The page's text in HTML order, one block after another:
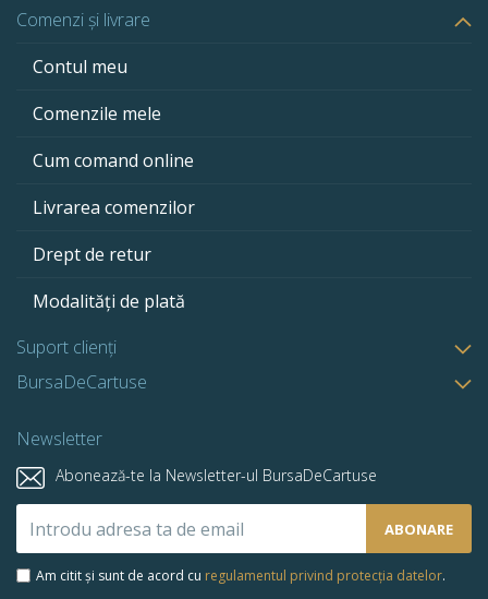
Comenzi și livrare
Contul meu
Comenzile mele
Cum comand online
Livrarea comenzilor
Drept de retur
Modalități de plată
Suport clienți
BursaDeCartuse
Newsletter
Abonează-te la Newsletter-ul BursaDeCartuse
la
newsletter-
ABONARE
Am citit și sunt de acord cu regulamentul privind protecția datelor.